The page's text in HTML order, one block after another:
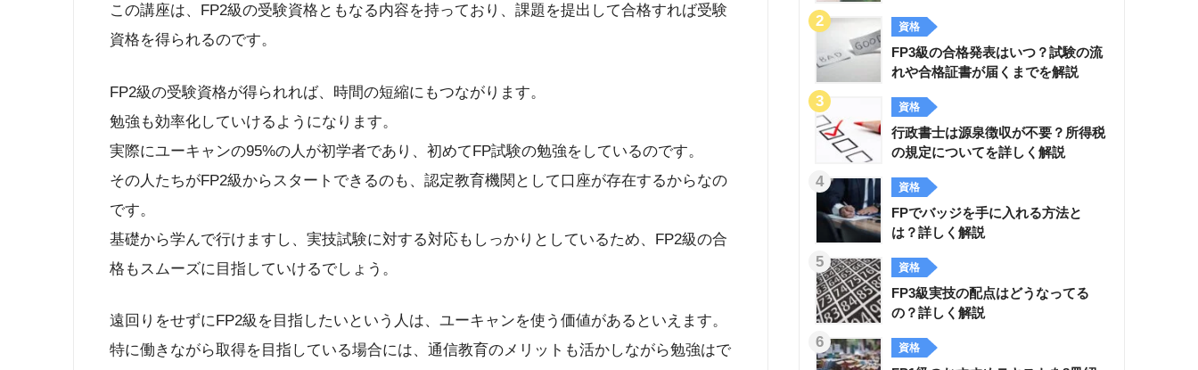
この講座は、FP2級の受験資格ともなる内容を持っており、課題を提出して合格すれば受験
資格を得られるのです。
FP2級の受験資格が得られれば、時間の短縮にもつながります。
勉強も効率化していけるようになります。
実際にユーキャンの95%の人が初学者であり、初めてFP試験の勉強をしているのです。
その人たちがFP2級からスタートできるのも、認定教育機関として口座が存在するからなの
です。
基礎から学んで行けますし、実技試験に対する対応もしっかりとしているため、FP2級の合
格もスムーズに目指していけるでしょう。
遠回りをせずにFP2級を目指したいという人は、ユーキャンを使う価値があるといえます。
特に働きながら取得を目指している場合には、通信教育のメリットも活かしながら勉強はで
資格
FP3級の合格発表はいつ？試験の流
れや合格証書が届くまでを解説
資格
行政書士は源泉徴収が不要？所得税
の規定についてを詳しく解説
資格
FPでバッジを手に入れる方法と
は？詳しく解説
資格
FP3級実技の配点はどうなってる
の？詳しく解説
資格